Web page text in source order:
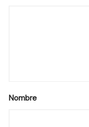
Nombre